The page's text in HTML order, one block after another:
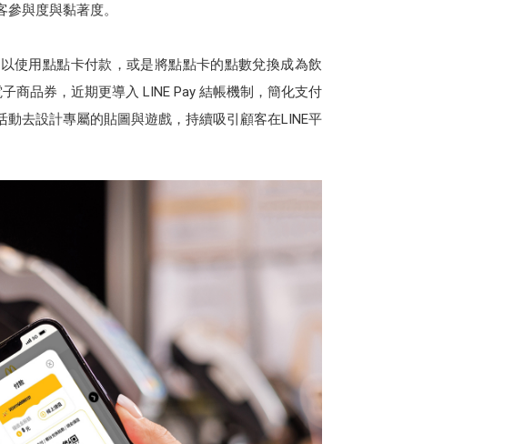
與度與黏著度。
使用點點卡付款，或是將點點卡的點數兌換成為飲
商品券，近期更導入 LINE Pay 結帳機制，簡化支付
去設計專屬的貼圖與遊戲，持續吸引顧客在LINE平